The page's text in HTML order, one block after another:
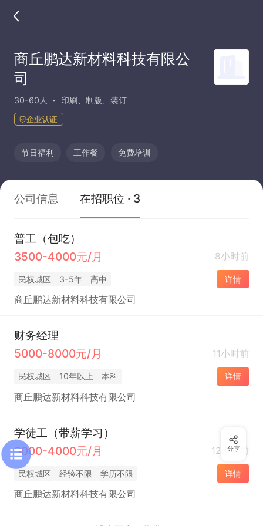
商丘鹏达新材料科技有限公
司
30-60人 印刷、制版、装订
企业认证
节日福利 工作餐 免费培训
公司信息 在招职位 · 3
普工（包吃）
3500-4000元/月
8小时前
民权城区 3-5年 高中 详情
商丘鹏达新材料科技有限公司
财务经理
5000-8000元/月
11小时前
民权城区 10年以上 本科 详情
商丘鹏达新材料科技有限公司
学徒工（带薪学习）
3000-4000元/月
12小时前
民权城区 经验不限 学历不限 详情
商丘鹏达新材料科技有限公司
分享